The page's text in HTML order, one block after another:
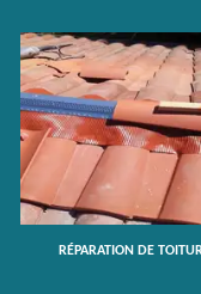
RÉPARATION DE